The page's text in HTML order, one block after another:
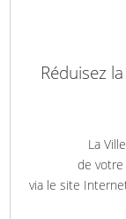
Réduisez
La
de
via le site